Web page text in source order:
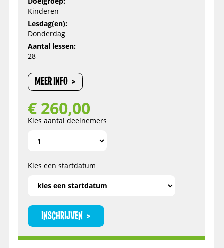
Kinderen
Lesdag(en):
Donderdag
Aantal lessen:
28
MEER INFO
€ 260,00
Kies aantal deelnemers
Kies een startdatum
INSCHRIJVEN